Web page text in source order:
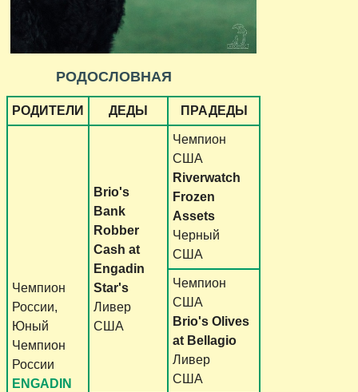
РОДОСЛОВНАЯ
РОДИТЕЛИ ДЕДЫ ПРАДЕДЫ
Чемпион
России,
Юный
Чемпион
России
ENGADIN
Brio's
Bank
Robber
Cash at
Engadin
Star's
Ливер
США
Чемпион
США
Riverwatch
Frozen
Assets
Черный
США
Чемпион
США
Brio's Olives
at Bellagio
Ливер
США